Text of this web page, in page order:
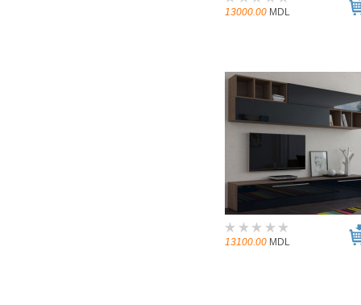
13000.00 MDL
13100.00 MDL